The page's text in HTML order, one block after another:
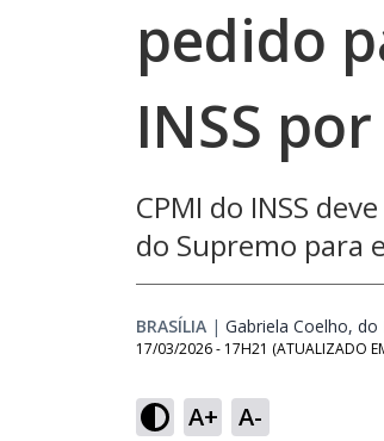
pedido
INSS
CPMI do INSS
do Supremo para
BRASÍLIA | Gabriela Coelho, do
17/03/2026 - 17H21 (ATUALIZADO
A+ A-